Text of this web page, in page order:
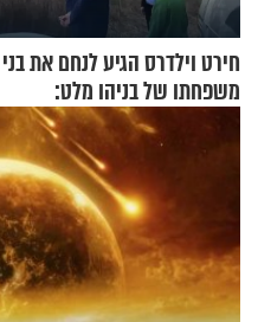
חירט וילדרס הגיע לנחם את בני
משפחתו של בניהו מלט:
"מיליונים באירופה תומכים
בכם"